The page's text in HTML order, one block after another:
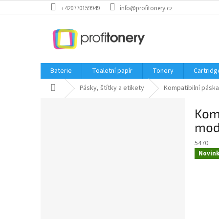
na
+420770159949 info@profitonery.cz
Baterie Toaletní papír Tonery
Domů Pásky, štítky a etikety Kompatibilní
5470